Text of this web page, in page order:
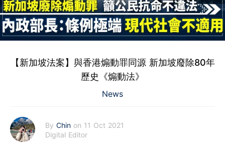
【新加坡法案】與香港煽動罪同源 新加坡廢除80年
歷史《煽動法》
News
By Chin on 11 Oct 2021
Digital Editor